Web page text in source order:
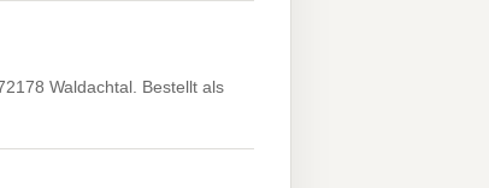
Waldachtal. Bestellt als